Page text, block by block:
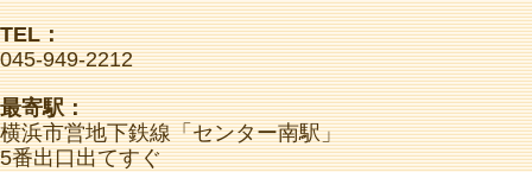
TEL：
045-949-2212
最寄駅：
横浜市営地下鉄線「センター南駅」
5番出口出てすぐ